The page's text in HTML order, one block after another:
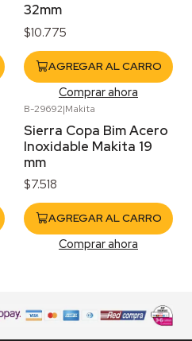
32mm
$10.775
AGREGAR AL CARRO
Comprar ahora
B-29692|Makita
Sierra Copa Bim Acero
Inoxidable Makita 19
mm
$7.518
AGREGAR AL CARRO
Comprar ahora